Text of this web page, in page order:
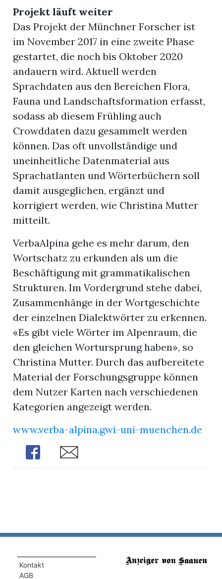
Projekt läuft weiter
Das Projekt der Münchner Forscher ist
im November 2017 in eine zweite Phase
gestartet, die noch bis Oktober 2020
andauern wird. Aktuell werden
Sprachdaten aus den Bereichen Flora,
Fauna und Landschaftsformation erfasst,
sodass ab diesem Frühling auch
Crowddaten dazu gesammelt werden
können. Das oft unvollständige und
uneinheitliche Datenmaterial aus
Sprachatlanten und Wörterbüchern soll
damit ausgeglichen, ergänzt und
korrigiert werden, wie Christina Mutter
mitteilt.
VerbaAlpina gehe es mehr darum, den
Wortschatz zu erkunden als um die
Beschäftigung mit grammatikalischen
Strukturen. Im Vordergrund stehe dabei,
Zusammenhänge in der Wortgeschichte
der einzelnen Dialektwörter zu erkennen.
«Es gibt viele Wörter im Alpenraum, die
den gleichen Wortursprung haben», so
Christina Mutter. Durch das aufbereitete
Material der Forschungsgruppe können
dem Nutzer Karten nach verschiedenen
Kategorien angezeigt werden.
www.verba-alpina.gwi-uni-muenchen.de
Share
Share
Kontakt
AGB